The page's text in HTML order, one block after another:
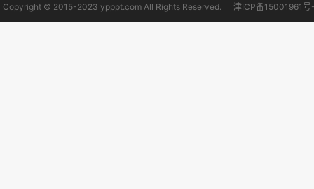
Copyright © 2015-2023 ypppt.com All Rights Reserved. 津ICP备15001961号